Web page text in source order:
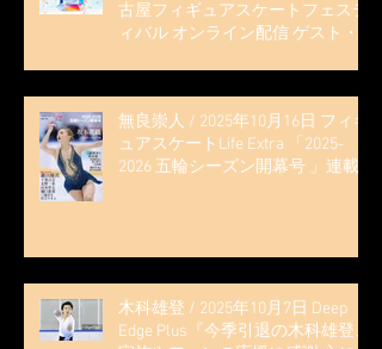
古屋フィギュアスケートフェステ
ィバル オンライン配信 ゲスト・
無良崇人 / 2025年10月16日 フィギ
ュアスケートLife Extra 「2025-
2026 五輪シーズン開幕号 」連載
木科雄登 / 2025年10月7日 Deep
Edge Plus『今季引退の木科雄登、